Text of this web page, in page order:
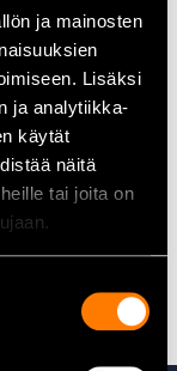
ja mainosten
Lisäksi
ja analytiikka-
käytät
näitä
tai joita on
halkaisuun ja
, lastu- ja MDF-
erityisesti